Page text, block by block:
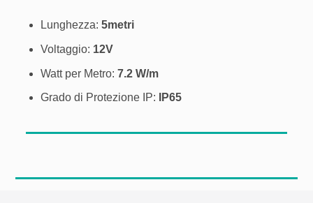
Lunghezza:5metri
Voltaggio: 12V
Watt per Metro:7.2 W/m
Grado di Protezione IP: IP65